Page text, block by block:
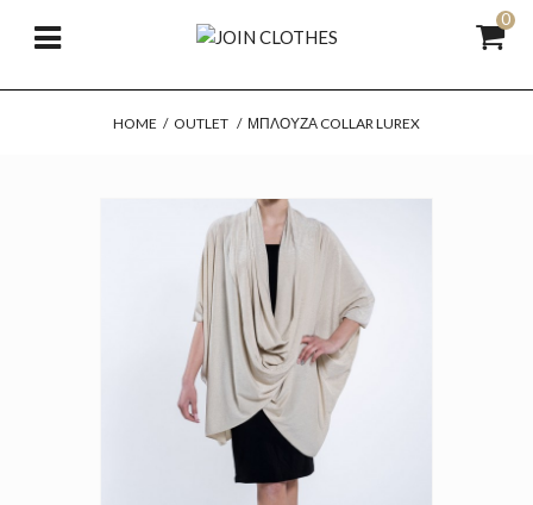
0
HOME / OUTLET / ΜΠΛΟΎΖΑ COLLAR LUREX